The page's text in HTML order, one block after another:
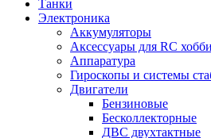
Танки
Электроника
Аккумуляторы
Аксессуары для RC хобби
Аппаратура
Гироскопы и системы
Двигатели
Бензиновые
Бесколлекторные
ДВС двухтактные